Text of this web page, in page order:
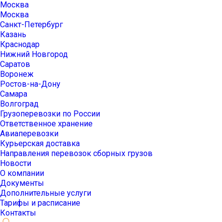
Москва
Москва
Санкт-Петербург
Казань
Краснодар
Нижний Новгород
Саратов
Воронеж
Ростов-на-Дону
Самара
Волгоград
Грузоперевозки по России
Ответственное хранение
Авиаперевозки
Курьерская доставка
Направления перевозок сборных грузов
Новости
О компании
Документы
Дополнительные услуги
Тарифы и расписание
Контакты